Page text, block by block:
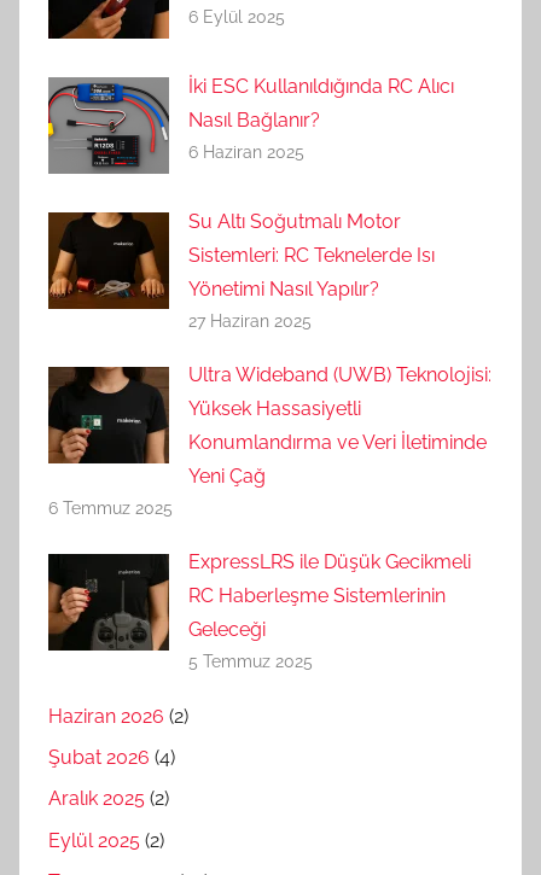
6 Eylül 2025
İki ESC Kullanıldığında RC Alıcı
Nasıl Bağlanır?
6 Haziran 2025
Su Altı Soğutmalı Motor
Sistemleri: RC Teknelerde Isı
Yönetimi Nasıl Yapılır?
27 Haziran 2025
Ultra Wideband (UWB) Teknolojisi:
Yüksek Hassasiyetli
Konumlandırma ve Veri İletiminde
Yeni Çağ
6 Temmuz 2025
ExpressLRS ile Düşük Gecikmeli
RC Haberleşme Sistemlerinin
Geleceği
5 Temmuz 2025
Haziran 2026 (2)
Şubat 2026 (4)
Aralık 2025 (2)
Eylül 2025 (2)